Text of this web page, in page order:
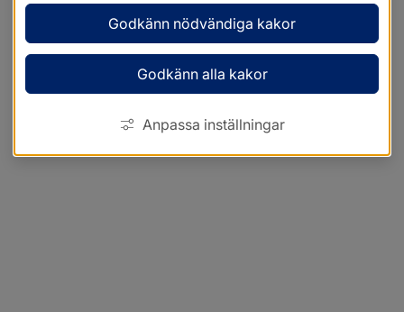
Godkänn nödvändiga kakor
Godkänn alla kakor
Anpassa inställningar